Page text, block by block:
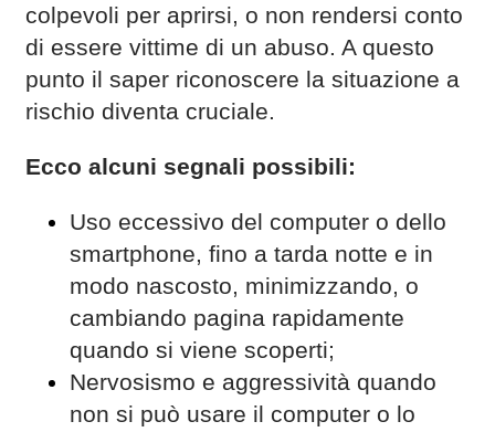
colpevoli per aprirsi, o non rendersi conto
di essere vittime di un abuso. A questo
punto il saper riconoscere la situazione a
rischio diventa cruciale.
Ecco alcuni segnali possibili:
Uso eccessivo del computer o dello
smartphone, fino a tarda notte e in
modo nascosto, minimizzando, o
cambiando pagina rapidamente
quando si viene scoperti;
Nervosismo e aggressività quando
non si può usare il computer o lo